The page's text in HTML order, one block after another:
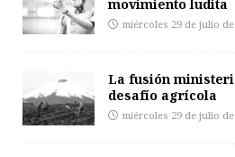
movimiento ludita
miércoles 29 de julio de
La fusión
desafío agrícola
miércoles 29 de julio de